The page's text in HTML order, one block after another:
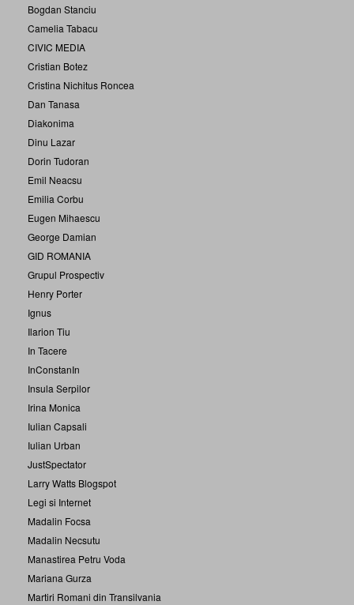
Bogdan Stanciu
Camelia Tabacu
CIVIC MEDIA
Cristian Botez
Cristina Nichitus Roncea
Dan Tanasa
Diakonima
Dinu Lazar
Dorin Tudoran
Emil Neacsu
Emilia Corbu
Eugen Mihaescu
George Damian
GID ROMANIA
Grupul Prospectiv
Henry Porter
Ignus
Ilarion Tiu
In Tacere
InConstanIn
Insula Serpilor
Irina Monica
Iulian Capsali
Iulian Urban
JustSpectator
Larry Watts Blogspot
Legi si Internet
Madalin Focsa
Madalin Necsutu
Manastirea Petru Voda
Mariana Gurza
Martiri Romani din Transilvania